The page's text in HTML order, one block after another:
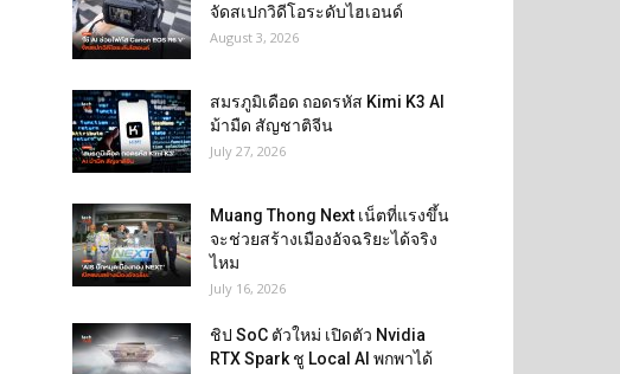
จัดสเปกวิดีโอระดับไฮเอนด์
August 3, 2026
สมรภูมิเดือด ถอดรหัส Kimi K3 AI
ม้ามืด สัญชาติจีน
July 27, 2026
Muang Thong Next เน็ตที่แรงขึ้น
จะช่วยสร้างเมืองอัจฉริยะได้จริง
ไหม
July 16, 2026
ชิป SoC ตัวใหม่ เปิดตัว Nvidia
RTX Spark ชู Local AI พกพาได้